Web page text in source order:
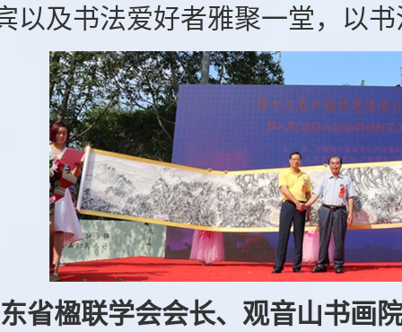
以及书法爱好者雅聚一堂，以
省楹联学会会长、观音山书画